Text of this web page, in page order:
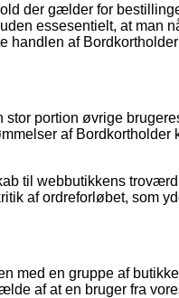
der gælder for
essesentielt, at man
handlen af
portion øvrige
af Bordkortholder
til webbutikkens
af ordreforløbet, som
med en gruppe af
af at en bruger fra